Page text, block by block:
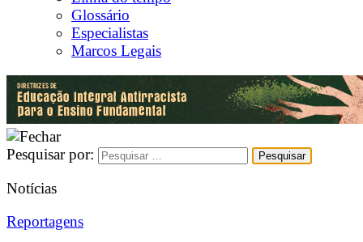
Glossário
Especialistas
Marcos Legais
Pesquisar por:
Notícias
Reportagens